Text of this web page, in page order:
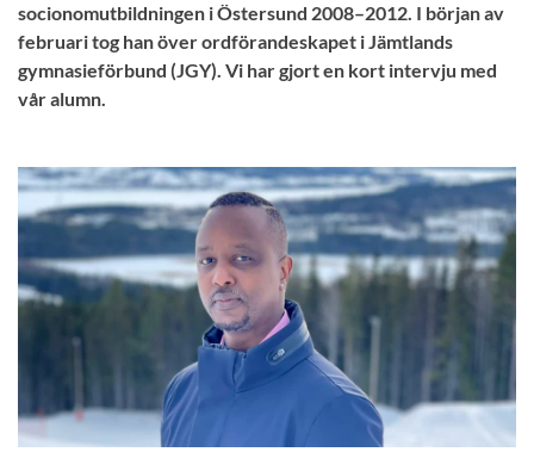
socionomutbildningen i Östersund 2008–2012. I början av
februari tog han över ordförandeskapet i Jämtlands
gymnasieförbund (JGY). Vi har gjort en kort intervju med
vår alumn.